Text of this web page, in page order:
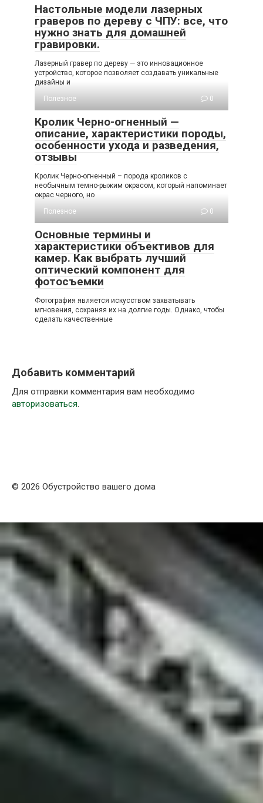
Настольные модели лазерных
граверов по дереву с ЧПУ: все, что
нужно знать для домашней
гравировки.
Лазерный гравер по дереву — это инновационное
устройство, которое позволяет создавать уникальные
дизайны и
Полезное
0
Кролик Черно-огненный —
описание, характеристики породы,
особенности ухода и разведения,
отзывы
Кролик Черно-огненный – порода кроликов с
необычным темно-рыжим окрасом, который напоминает
окрас черного, но
Полезное
0
Основные термины и
характеристики объективов для
камер. Как выбрать лучший
оптический компонент для
фотосъемки
Фотография является искусством захватывать
мгновения, сохраняя их на долгие годы. Однако, чтобы
сделать качественные
Добавить комментарий
Для отправки комментария вам необходимо
авторизоваться.
© 2026 Обустройство вашего дома